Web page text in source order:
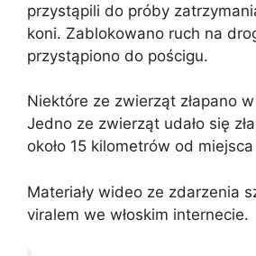
przystąpili do próby
koni. Zablokowano ruch na
przystąpiono do pościgu.
Niektóre ze zwierząt złapano
Jedno ze zwierząt udało się
około 15 kilometrów od
Materiały wideo ze zdarzenia
viralem we włoskim internecie.